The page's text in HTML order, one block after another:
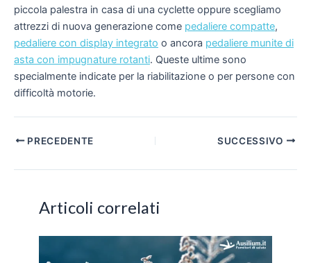
piccola palestra in casa di una cyclette oppure scegliamo
attrezzi di nuova generazione come pedaliere compatte,
pedaliere con display integrato o ancora pedaliere munite di
asta con impugnature rotanti. Queste ultime sono
specialmente indicate per la riabilitazione o per persone con
difficoltà motorie.
Navigazione
PRECEDENTE SUCCESSIVO
Articoli correlati